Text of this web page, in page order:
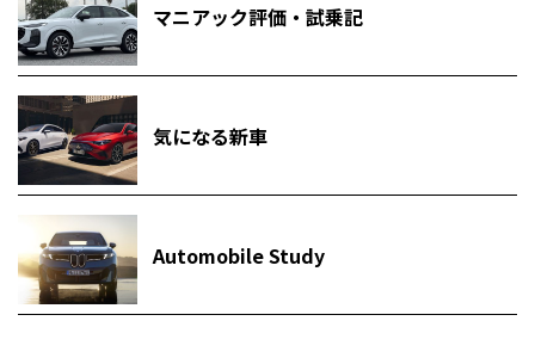
マニアック評価・試乗記
気になる新車
Automobile Study